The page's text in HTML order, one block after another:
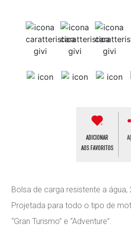
ADICIONAR
AOS FAVORITOS
Bolsa de carga resistente a água,
Projetada para todo o tipo de
“Gran Turismo” e “Adventure”.